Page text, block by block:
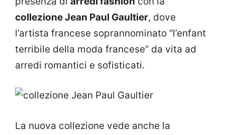
collezione Jean Paul Gaultier, dove
l’artista francese soprannominato “l’enfant
terribile della moda francese” da vita ad
arredi romantici e sofisticati.
La nuova collezione vede anche la